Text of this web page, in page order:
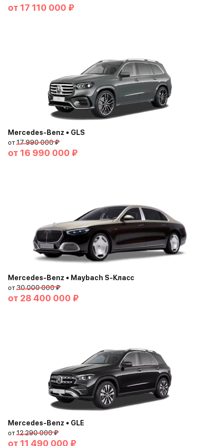
от 17 110 000 ₽
Mercedes-Benz • GLS
от17 990 000 ₽
от 16 990 000 ₽
Mercedes-Benz • Maybach S-Класс
от30 000 000 ₽
от 28 400 000 ₽
Mercedes-Benz • GLE
от12 290 000 ₽
от 11 490 000 ₽